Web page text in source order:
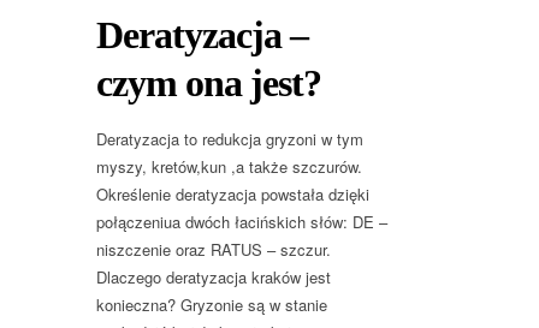
Deratyzacja –
czym ona jest?
Deratyzacja to redukcja gryzoni w tym
myszy, kretów,kun ,a także szczurów.
Określenie deratyzacja powstała dzięki
połączeniua dwóch łacińskich słów: DE –
niszczenie oraz RATUS – szczur.
Dlaczego deratyzacja kraków jest
konieczna? Gryzonie są w stanie